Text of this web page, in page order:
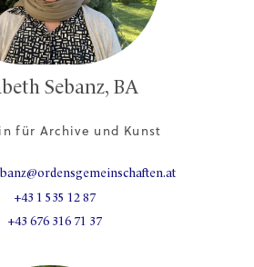
Sebanz, BA
für Archive und Kunst
+43 1 535 12 87
+43 676 316 71 37